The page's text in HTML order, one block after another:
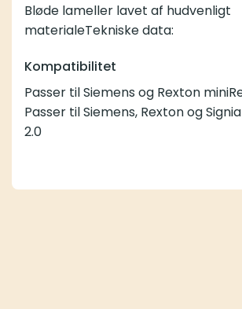
Bløde lameller lavet af hudvenligt
materialeTekniske data:
Kompatibilitet
Passer til Siemens og Rexton
Passer til Siemens, Rexton og
2.0